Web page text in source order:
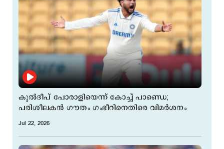
കുല്‍ദീപ് പോരാളിയെന്ന് കോച്ച് പാണ്ഡെ;
പരിശീലകന്‍ ഗൗതം ഗംഭീറിനെതിരെ വിമര്‍ശനം
Jul 22, 2026